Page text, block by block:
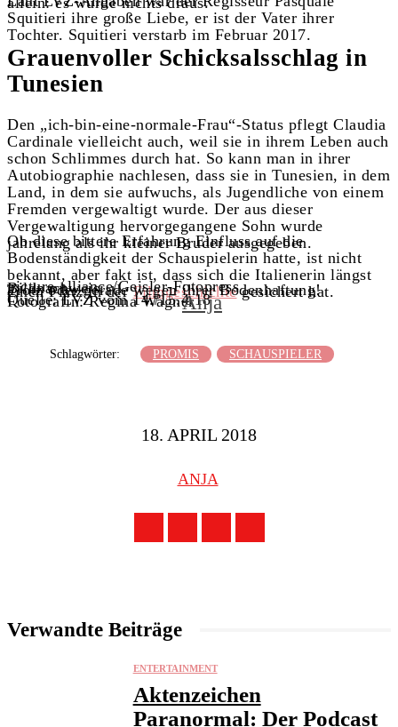
Squitieri ihre große Liebe, er ist der Vater ihrer
Tochter. Squitieri verstarb im Februar 2017.
Grauenvoller Schicksalsschlag in
Tunesien
Den „ich-bin-eine-normale-Frau“-Status pflegt Claudia
Cardinale vielleicht auch, weil sie in ihrem Leben auch
schon Schlimmes durch hat. So kann man in ihrer
Autobiographie nachlesen, dass sie in Tunesien, in dem
Land, in dem sie aufwuchs, als Jugendliche von einem
Fremden vergewaltigt wurde. Der aus dieser
Vergewaltigung hervorgegangene Sohn wurde
jahrelang als ihr kleiner Bruder ausgegeben.
Ob diese bittere Erfahrung Einfluss auf die
Bodenständigkeit der Schauspielerin hatte, ist nicht
bekannt, aber fakt ist, dass sich die Italienerin längst
einen Platz in derFilmgeschichtegesichert hat.
Trotz oder gerade wegen ihrer Bodenhaftung!
Bildnachweis:
picture alliance/Geisler-Fotopress
Fotografin: Regina Wagner
Quelle: LVZ vom 14./15.4.18
Anja
Schlagwörter: PROMIS SCHAUSPIELER
18. APRIL 2018
ANJA
Verwandte Beiträge
ENTERTAINMENT
Aktenzeichen
Paranormal: Der Podcast